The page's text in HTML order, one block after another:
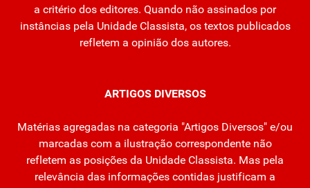
a critério dos editores. Quando não assinados por
instâncias pela Unidade Classista, os textos publicados
refletem a opinião dos autores.
ARTIGOS DIVERSOS
Matérias agregadas na categoria "Artigos Diversos" e/ou
marcadas com a ilustração correspondente não
refletem as posições da Unidade Classista. Mas pela
relevância das informações contidas justificam a